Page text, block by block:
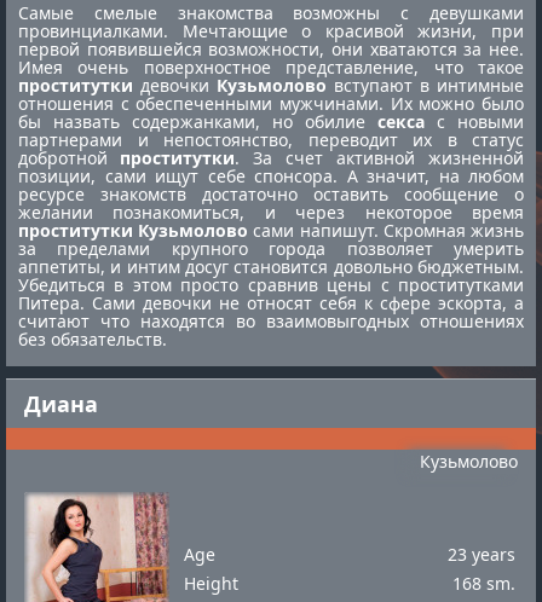
Диана
Кузьмолово
Age
23 years
Height
168 sm.
Самые смелые знакомства возможны с девушками
провинциалками. Мечтающие о красивой жизни, при
первой появившейся возможности, они хватаются за нее.
Имея очень поверхностное представление, что такое
проститутки девочки Кузьмолово вступают в интимные
отношения с обеспеченными мужчинами. Их можно было
бы назвать содержанками, но обилие секса с новыми
партнерами и непостоянство, переводит их в статус
добротной проститутки. За счет активной жизненной
позиции, сами ищут себе спонсора. А значит, на любом
ресурсе знакомств достаточно оставить сообщение о
желании познакомиться, и через некоторое время
проститутки Кузьмолово сами напишут. Скромная жизнь
за пределами крупного города позволяет умерить
аппетиты, и интим досуг становится довольно бюджетным.
Убедиться в этом просто сравнив цены с проститутками
Питера. Сами девочки не относят себя к сфере эскорта, а
считают что находятся во взаимовыгодных отношениях
без обязательств.